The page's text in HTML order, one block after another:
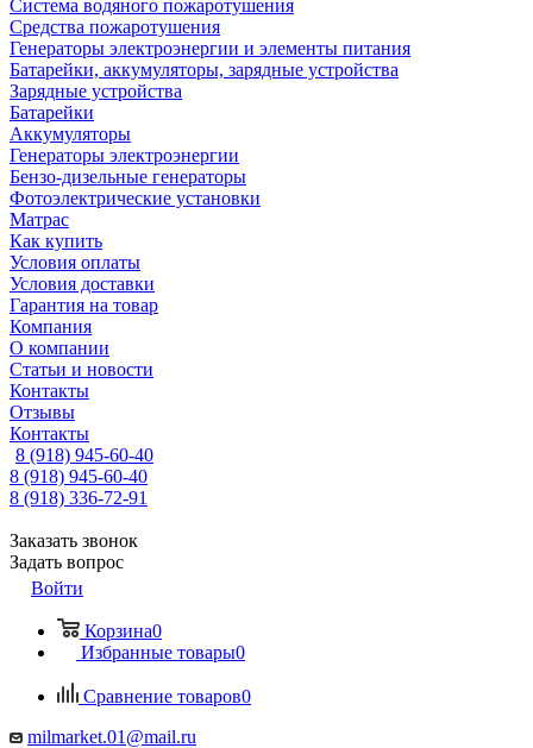
Система водяного пожаротушения
Средства пожаротушения
Генераторы электроэнергии и элементы питания
Батарейки, аккумуляторы, зарядные устройства
Зарядные устройства
Батарейки
Аккумуляторы
Генераторы электроэнергии
Бензо-дизельные генераторы
Фотоэлектрические установки
Матрас
Как купить
Условия оплаты
Условия доставки
Гарантия на товар
Компания
О компании
Статьи и новости
Контакты
Отзывы
Контакты
8 (918) 945-60-40
8 (918) 945-60-40
8 (918) 336-72-91
Заказать звонок
Задать вопрос
Войти
Корзина0
Избранные товары0
Сравнение товаров0
milmarket.01@mail.ru